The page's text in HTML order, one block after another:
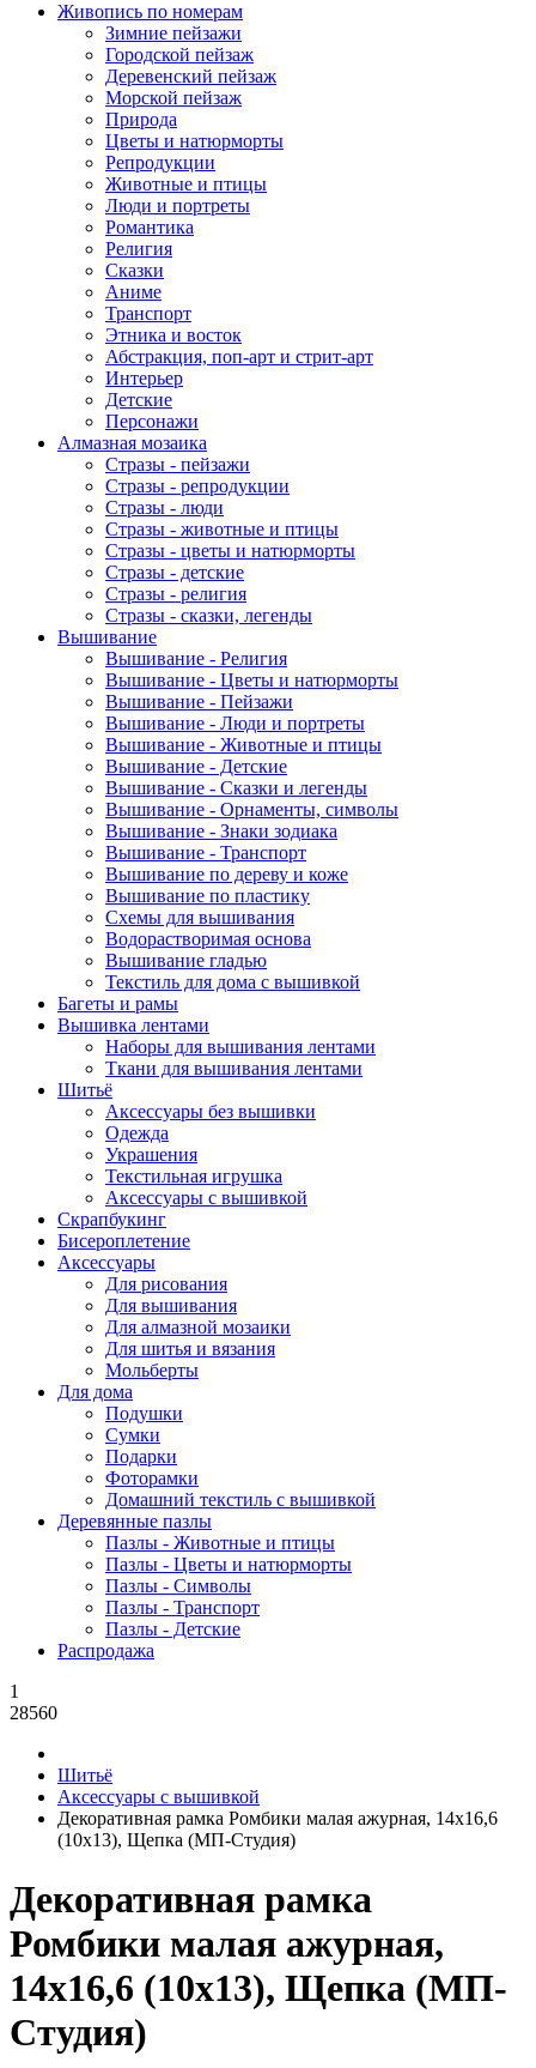
Живопись по номерам
Зимние пейзажи
Городской пейзаж
Деревенский пейзаж
Морской пейзаж
Природа
Цветы и натюрморты
Репродукции
Животные и птицы
Люди и портреты
Романтика
Религия
Сказки
Аниме
Транспорт
Этника и восток
Абстракция, поп-арт и стрит-арт
Интерьер
Детские
Персонажи
Алмазная мозаика
Стразы - пейзажи
Стразы - репродукции
Стразы - люди
Стразы - животные и птицы
Стразы - цветы и натюрморты
Стразы - детские
Стразы - религия
Стразы - сказки, легенды
Вышивание
Вышивание - Религия
Вышивание - Цветы и натюрморты
Вышивание - Пейзажи
Вышивание - Люди и портреты
Вышивание - Животные и птицы
Вышивание - Детские
Вышивание - Сказки и легенды
Вышивание - Орнаменты, символы
Вышивание - Знаки зодиака
Вышивание - Транспорт
Вышивание по дереву и коже
Вышивание по пластику
Схемы для вышивания
Водорастворимая основа
Вышивание гладью
Текстиль для дома с вышивкой
Багеты и рамы
Вышивка лентами
Наборы для вышивания лентами
Ткани для вышивания лентами
Шитьё
Аксессуары без вышивки
Одежда
Украшения
Текстильная игрушка
Аксессуары с вышивкой
Скрапбукинг
Бисероплетение
Аксессуары
Для рисования
Для вышивания
Для алмазной мозаики
Для шитья и вязания
Мольберты
Для дома
Подушки
Сумки
Подарки
Фоторамки
Домашний текстиль с вышивкой
Деревянные пазлы
Пазлы - Животные и птицы
Пазлы - Цветы и натюрморты
Пазлы - Символы
Пазлы - Транспорт
Пазлы - Детские
Распродажа
1
28560
Шитьё
Аксессуары с вышивкой
Декоративная рамка Ромбики малая ажурная, 14x16,6
(10x13), Щепка (МП-Студия)
Декоративная рамка
Ромбики малая ажурная,
14x16,6 (10x13), Щепка (МП-
Студия)